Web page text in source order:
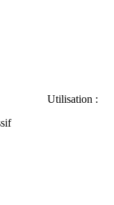
Utilisation :